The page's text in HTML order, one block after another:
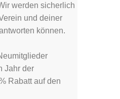
werden sicherlich
und deiner
können.
Jahr der
Rabatt auf den